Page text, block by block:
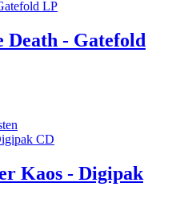
Death - Gatefold
Kaos - Digipak